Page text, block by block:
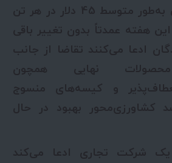
از اواسط ماه ژوئن به‌طور متوسط 45 دلار در هر تن
هفته عمدتاً بدون تغییر باقی
ادعا می‌کنند تقاضا از جانب
محصولات نهایی همچون
و کیسه‌های منسوج
کشاورزی‌محور بهبود در حال
شرکت تجاری ادعا می‌کند